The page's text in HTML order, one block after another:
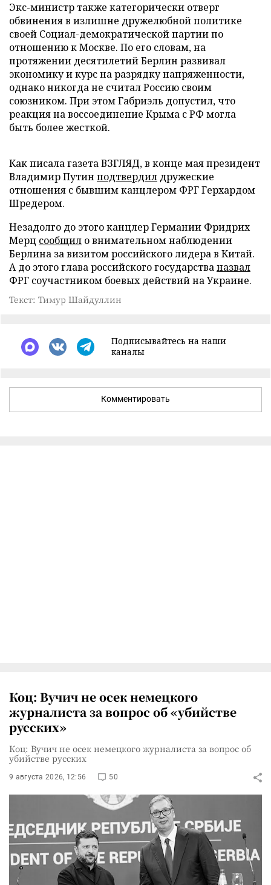
Экс-министр также категорически отверг
обвинения в излишне дружелюбной политике
своей Социал-демократической партии по
отношению к Москве. По его словам, на
протяжении десятилетий Берлин развивал
экономику и курс на разрядку напряженности,
однако никогда не считал Россию своим
союзником. При этом Габриэль допустил, что
реакция на воссоединение Крыма с РФ могла
быть более жесткой.
Как писала газета ВЗГЛЯД, в конце мая президент
Владимир Путин подтвердил дружеские
отношения с бывшим канцлером ФРГ Герхардом
Шредером.
Незадолго до этого канцлер Германии Фридрих
Мерц сообщил о внимательном наблюдении
Берлина за визитом российского лидера в Китай.
А до этого глава российского государстваназвал
ФРГ соучастником боевых действий на Украине.
Текст: Тимур Шайдуллин
Подписывайтесь на наши
каналы
Комментировать
Коц: Вучич не осек немецкого
журналиста за вопрос об «убийстве
русских»
Коц: Вучич не осек немецкого журналиста за вопрос об
убийстве русских
9 августа 2026, 12:56 50